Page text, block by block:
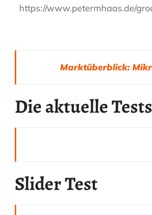
https://www.petermhaas.de/
Marktüberblick:
Die aktuelle
Slider Test